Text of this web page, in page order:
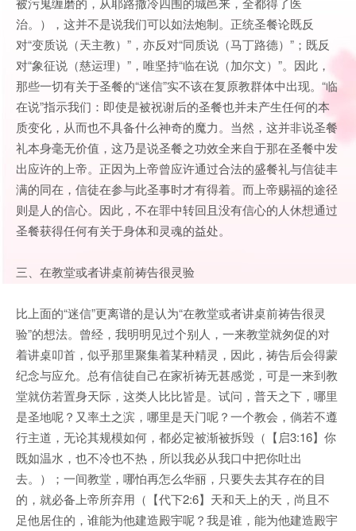
治。），这并不是说我们可以如法炮制。正统圣餐论既反
对“变质说（天主教）”，亦反对“同质说（马丁路德）”；既反
对“象征说（慈运理）”，唯坚持“临在说（加尔文）”。因此，
那些一切有关于圣餐的“迷信”实不该在复原教群体中出现。“临
在说”指示我们：即使是被祝谢后的圣餐也并未产生任何的本
质变化，从而也不具备什么神奇的魔力。当然，这并非说圣餐
礼本身毫无价值，这乃是说圣餐之功效全来自于那在圣餐中发
出应许的上帝。正因为上帝曾应许通过合法的盛餐礼与信徒丰
满的同在，信徒在参与此圣事时才有得着。而上帝赐福的途径
则是人的信心。因此，不在罪中转回且没有信心的人休想通过
圣餐获得任何有关于身体和灵魂的益处。
三、在教堂或者讲桌前祷告很灵验
比上面的“迷信”更离谱的是认为“在教堂或者讲桌前祷告很灵
验”的想法。曾经，我明明见过个别人，一来教堂就匆促的对
着讲桌叩首，似乎那里聚集着某种精灵，因此，祷告后会得蒙
纪念与应允。总有信徒自己在家祈祷无甚感觉，可是一来到教
堂就仿若置身天际，这类人比比皆是。试问，普天之下，哪里
是圣地呢？又率土之滨，哪里是天门呢？一个教会，倘若不遵
行主道，无论其规模如何，都必定被渐被拆毁（【启3:16】你
既如温水，也不冷也不热，所以我必从我口中把你吐出
去。）；一间教堂，哪怕再怎么华丽，只要失去其存在的目
的，就必备上帝所弃用（【代下2:6】天和天上的天，尚且不
足他居住的，谁能为他建造殿宇呢？我是谁，能为他建造殿宇